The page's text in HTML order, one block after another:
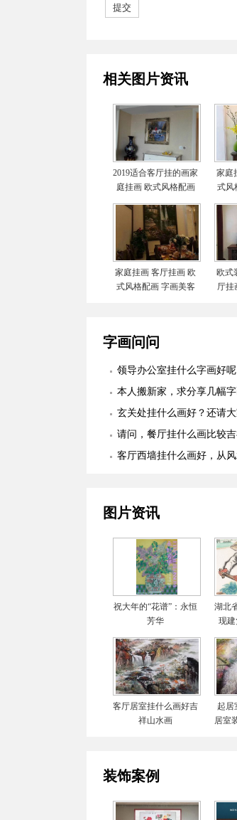
相关图片资讯
2019适合客厅挂的画家
庭挂画 欧式风格配画
装实际图
家庭
式风
家庭挂画 客厅挂画 欧
式风格配画 字画美客
欧式
厅挂
字画问问
领导办公室挂什么字画好呢
本人搬新家，求分享几幅
玄关处挂什么画好？还请
适合么？
请问，餐厅挂什么画比较
客厅西墙挂什么画好，从
图片资讯
祝大年的“花谱”：永恒
芳华
湖北
现
客厅居室挂什么画好吉
祥山水画
起居
居室
装饰案例